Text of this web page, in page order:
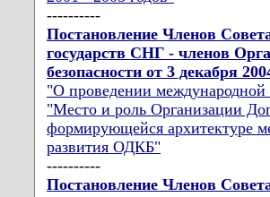
----------
Постановление Членов
государств СНГ - членов
безопасности от 3 декабря
"О проведении международной
"Место и роль Организации
формирующейся архитектуре
развития ОДКБ"
----------
Постановление Членов